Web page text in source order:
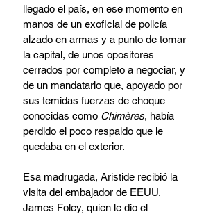
llegado el país, en ese momento en
manos de un exoficial de policía
alzado en armas y a punto de tomar
la capital, de unos opositores
cerrados por completo a negociar, y
de un mandatario que, apoyado por
sus temidas fuerzas de choque
conocidas como Chimères, había
perdido el poco respaldo que le
quedaba en el exterior.
Esa madrugada, Aristide recibió la
visita del embajador de EEUU,
James Foley, quien le dio el